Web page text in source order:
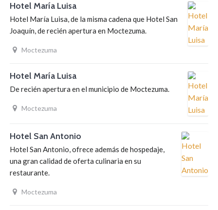
Hotel María Luisa
Hotel María Luisa, de la misma cadena que Hotel San
Joaquín, de recién apertura en Moctezuma.
Moctezuma
Hotel María Luisa
De recién apertura en el municipio de Moctezuma.
Moctezuma
Hotel San Antonio
Hotel San Antonio, ofrece además de hospedaje,
una gran calidad de oferta culinaria en su
restaurante.
Moctezuma